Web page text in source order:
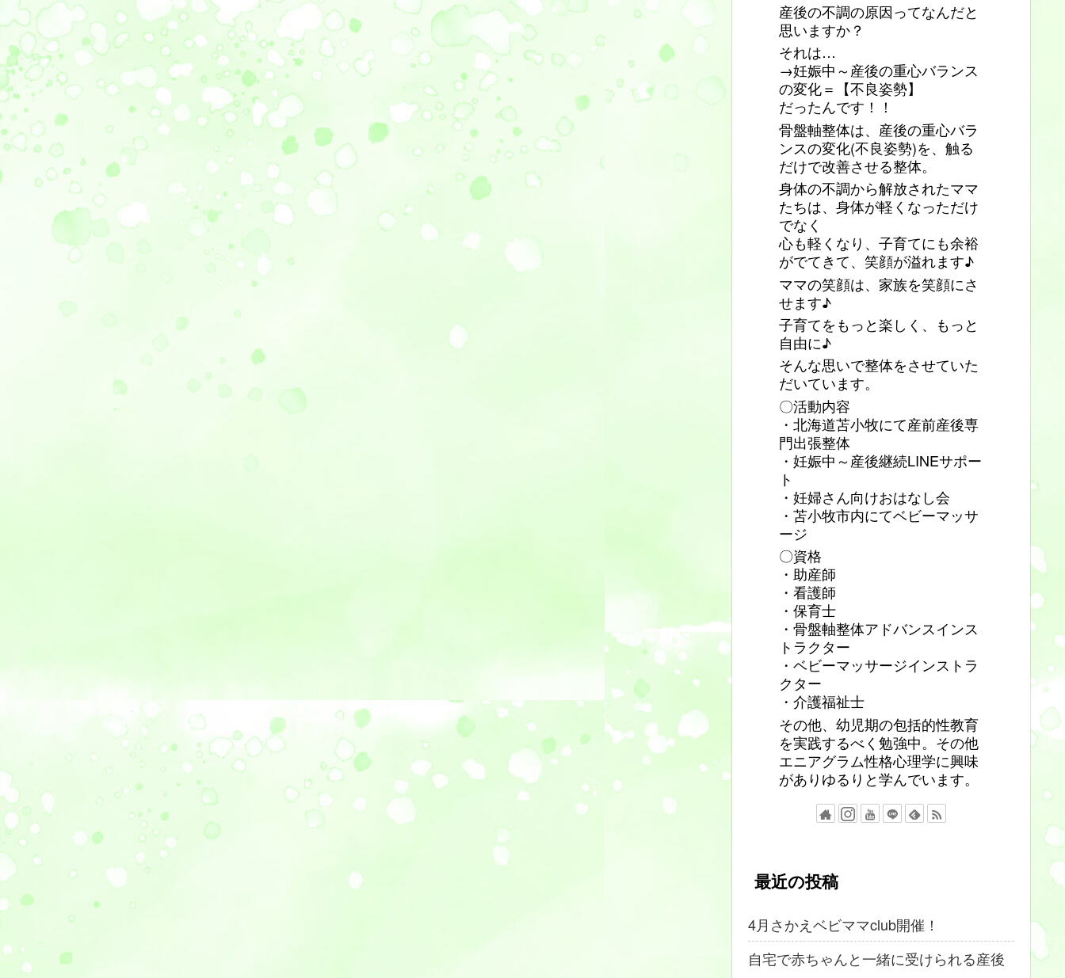
産後の不調の原因ってなんだと
思いますか？
それは…
→妊娠中～産後の重心バランス
の変化＝【不良姿勢】
だったんです！！
骨盤軸整体は、産後の重心バラ
ンスの変化(不良姿勢)を、触る
だけで改善させる整体。
身体の不調から解放されたママ
たちは、身体が軽くなっただけ
でなく
心も軽くなり、子育てにも余裕
がでてきて、笑顔が溢れます♪
ママの笑顔は、家族を笑顔にさ
せます♪
子育てをもっと楽しく、もっと
自由に♪
そんな思いで整体をさせていた
だいています。
〇活動内容
・北海道苫小牧にて産前産後専
門出張整体
・妊娠中～産後継続LINEサポー
ト
・妊婦さん向けおはなし会
・苫小牧市内にてベビーマッサ
ージ
〇資格
・助産師
・看護師
・保育士
・骨盤軸整体アドバンスインス
トラクター
・ベビーマッサージインストラ
クター
・介護福祉士
その他、幼児期の包括的性教育
を実践するべく勉強中。その他
エニアグラム性格心理学に興味
がありゆるりと学んでいます。
最近の投稿
4月さかえベビママclub開催！
自宅で赤ちゃんと一緒に受けられる産後